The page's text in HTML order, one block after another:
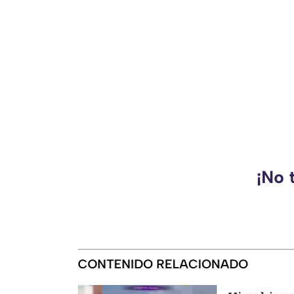
CONTENIDO RELACIONADO